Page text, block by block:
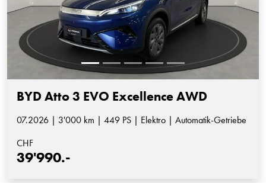
BYD Atto 3 EVO Excellence AWD
07.2026 | 3'000 km | 449 PS | Elektro | Automatik-Getriebe
CHF
39'990.-